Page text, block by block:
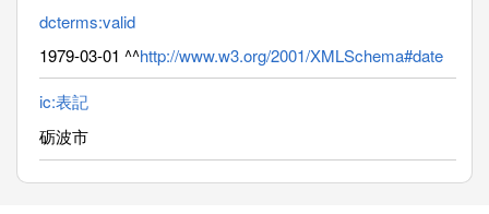
dcterms:valid
1979-03-01 ^^http://www.w3.org/2001/XMLSchema#date
ic:表記
砺波市